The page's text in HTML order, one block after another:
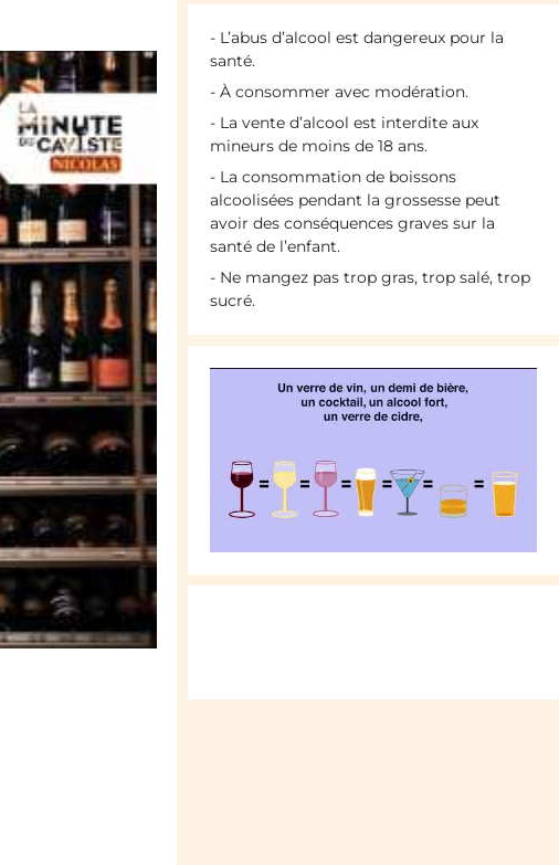
- L’abus d’alcool est dangereux pour la
santé.
- À consommer avec modération.
- La vente d’alcool est interdite aux
mineurs de moins de 18 ans.
- La consommation de boissons
alcoolisées pendant la grossesse peut
avoir des conséquences graves sur la
santé de l’enfant.
- Ne mangez pas trop gras, trop salé, trop
sucré.